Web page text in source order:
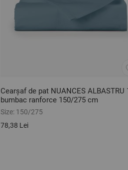
Cearșaf de pat NUANCES ALBASTRU
bumbac ranforce 150/275 cm
Size: 150/275
78,38 Lei